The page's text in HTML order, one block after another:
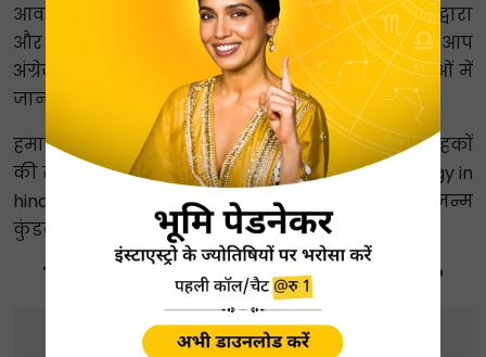
आवश्यकताओं के अनुसार हो। कॉल या ऑनलाइन चैट द्वारा
और लाइव कनेक्ट करके आप बात कर सकते हैं। आप
अंग्रेजी, हिंदी, तमिल, पंजाबी और कई अन्य क्षेत्रीय भाषाओं में
जानकारी और उत्तर प्राप्त करें।
हमारे विस्तृत परिवार का हिस्सा बनें और हमारे खुश ग्राहकों
की सूची में शामिल हो। सटीक हिंदी में ज्योतिष (Astrology in
hindi)भविष्यवाणियां, कुंडली रीडिंग, कुंडली रिपोर्ट, जन्म
कुंडली विश्लेषण और बहुत कुछ प्राप्त करें।
हमारे ज्योतिषियों से बात क्यों करें?
2000+ विशेषज्ञ ज्योतिषी